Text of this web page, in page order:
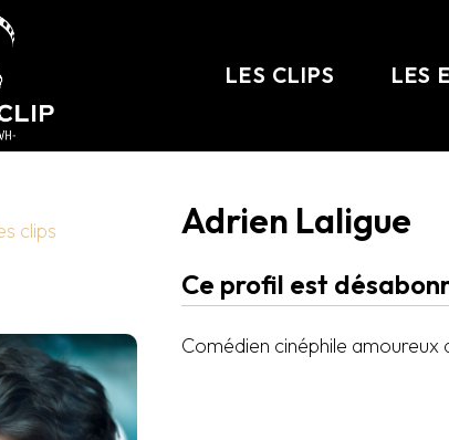
LES CLIPS LES
clips Adrien Laligue
Ce profil est
Comédien cinéphile amoureux